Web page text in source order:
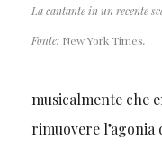
La cantante in un recente
Fonte: New York Times.
musicalmente che
rimuovere